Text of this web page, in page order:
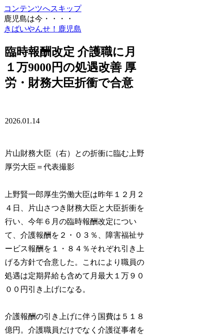
コンテンツへスキップ
鹿児島は今・・・・
きばいやんせ！鹿児島
臨時報酬改定 介護職に月
１万9000円の処遇改善 厚
労・財務大臣折衝で合意
2026.01.14
片山財務大臣（右）との折衝に臨む上野
厚労大臣＝代表撮影
上野賢一郎厚生労働大臣は昨年１２月２
４日、片山さつき財務大臣と大臣折衝を
行い、今年６月の臨時報酬改定につい
て、介護報酬を２・０３％、障害福祉サ
ービス報酬を１・８４％それぞれ引き上
げる方針で合意した。これにより職員の
処遇は定期昇給も含めて月最大１万９０
００円引き上げになる。
介護報酬の引き上げに伴う国費は５１８
億円。介護職員だけでなく介護従事者を